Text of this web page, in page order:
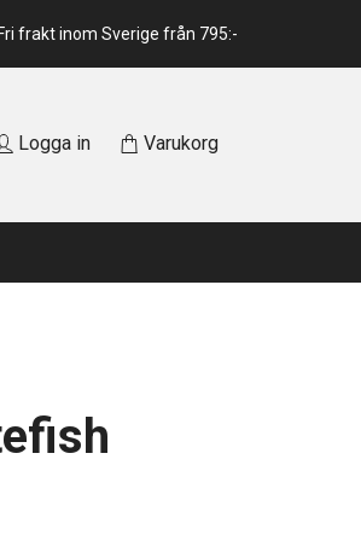
Fri frakt inom Sverige från 795:-
Logga in Varukorg